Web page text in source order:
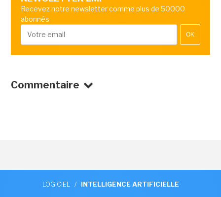
Recevez notre newsletter comme plus de 50000
abonnés
OK
Commentaire
LOGICIEL / INTELLIGENCE ARTIFICIELLE